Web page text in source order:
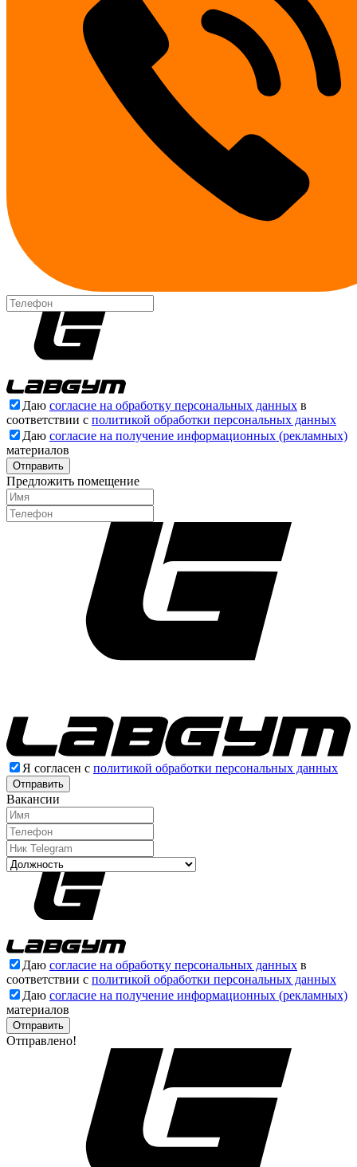
Даю согласие на обработку персональных данных в
соответствии с политикой обработки персональных данных
Даю согласие на получение информационных (рекламных)
материалов
Отправить
Предложить помещение
Я согласен с политикой обработки персональных данных
Отправить
Вакансии
Даю согласие на обработку персональных данных в
соответствии с политикой обработки персональных данных
Даю согласие на получение информационных (рекламных)
материалов
Отправлено!